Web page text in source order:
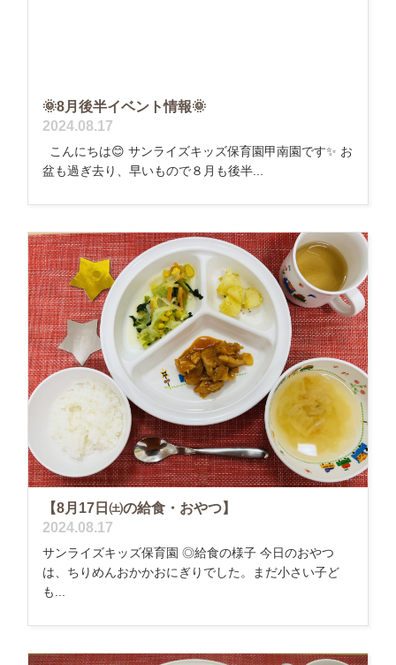
🌞8月後半イベント情報🌞
2024.08.17
こんにちは😊 サンライズキッズ保育園甲南園です✨ お
盆も過ぎ去り、早いもので８月も後半...
【8月17日㈯の給食・おやつ】
2024.08.17
サンライズキッズ保育園 ◎給食の様子 今日のおやつ
は、ちりめんおかかおにぎりでした。まだ小さい子ど
も...